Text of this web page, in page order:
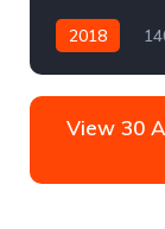
2018
View 30